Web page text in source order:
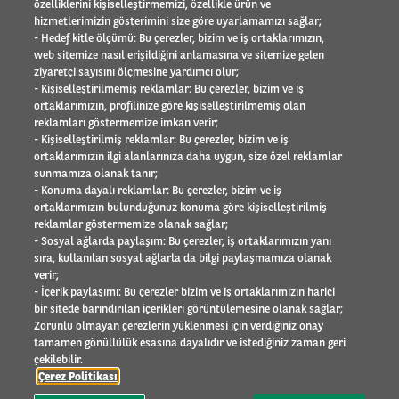
herkes için kaotik ve tehlikeli bir ortam oluşturur.
Cezalar, bu düzenin korunmasına doğrudan katkı
sağlar.
Can ve mal güvenliğinin korunması:
Trafik kazaları
araç hasarının yanı sıra, ağır yaralanmalar ve can
kayıplarıyla da sonuçlanabilir. Bu risklerin önüne
geçmek için sürücülerin kurallara uygun
davranmaya teşvik edilmesi gerekir.
Sürücü davranışlarının şekillendirilmesi:Tekrar
eden ihlallerde artan para cezaları, sürücülerin
uzun vadeli sürüş alışkanlıklarını dönüştürmeye
yönelik etkili bir araç işlevi görür.
Toplumsal farkındalığın güçlendirilmesi:Trafik
cezaları, toplumun trafik kurallarına verdiği önemi
somutlaştırır ve bilinçli sürücülük kültürünün
yerleşmesine zemin hazırlar.
Uluslararası faaliyet alanı
Referanslar
Element - Arval Global Alliance
İnsan Kaynakları
Arval Mobility Observatory
Basın odası
Sosyal Sorumluluk
İletişim
SÜRÜCÜLER
Site Haritası
Yasal Bilgi
Bilgi Toplumu Hizmetleri
Çerez Politikası
Etik Uyarı
Şikayet
Kişisel Veri
İletişim Formu
özelliklerini kişiselleştirmemizi, özellikle ürün ve
hizmetlerimizin gösterimini size göre uyarlamamızı sağlar;
- Hedef kitle ölçümü: Bu çerezler, bizim ve iş ortaklarımızın,
web sitemize nasıl erişildiğini anlamasına ve sitemize gelen
ziyaretçi sayısını ölçmesine yardımcı olur;
- Kişiselleştirilmemiş reklamlar: Bu çerezler, bizim ve iş
ortaklarımızın, profilinize göre kişiselleştirilmemiş olan
reklamları göstermemize imkan verir;
- Kişiselleştirilmiş reklamlar: Bu çerezler, bizim ve iş
ortaklarımızın ilgi alanlarınıza daha uygun, size özel reklamlar
sunmamıza olanak tanır;
- Konuma dayalı reklamlar: Bu çerezler, bizim ve iş
ortaklarımızın bulunduğunuz konuma göre kişiselleştirilmiş
reklamlar göstermemize olanak sağlar;
- Sosyal ağlarda paylaşım: Bu çerezler, iş ortaklarımızın yanı
sıra, kullanılan sosyal ağlarla da bilgi paylaşmamıza olanak
verir;
- İçerik paylaşımı: Bu çerezler bizim ve iş ortaklarımızın harici
bir sitede barındırılan içerikleri görüntülemesine olanak sağlar;
Zorunlu olmayan çerezlerin yüklenmesi için verdiğiniz onay
tamamen gönüllülük esasına dayalıdır ve istediğiniz zaman geri
çekilebilir.
Çerez Politikası